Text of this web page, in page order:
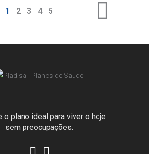
1 2 3 4 5
o plano ideal para viver o hoje
sem preocupações.